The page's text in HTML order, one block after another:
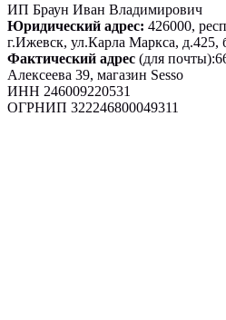
ИП Браун Иван Владимирович
Юридический адрес: 426000,
г.Ижевск, ул.Карла Маркса, д.425,
Фактический адрес (для
Алексеева 39, магазин Sesso
ИНН 246009220531
ОГРНИП 322246800049311